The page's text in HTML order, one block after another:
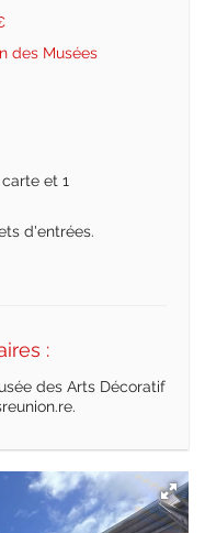
des Musées
et 1
d'entrées.
:
des Arts Décoratif